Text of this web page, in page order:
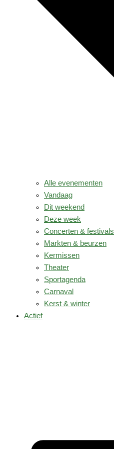
Alle evenementen
Vandaag
Dit weekend
Deze week
Concerten & festivals
Markten & beurzen
Kermissen
Theater
Sportagenda
Carnaval
Kerst & winter
Actief